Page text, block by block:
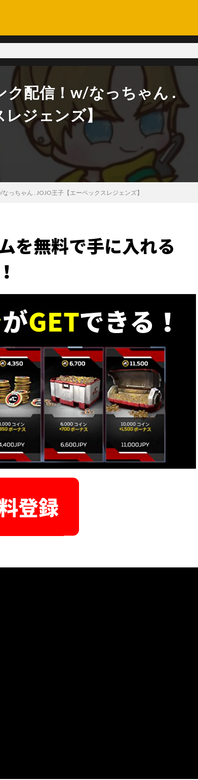
ク配信！w/なっちゃん .
レジェンズ】
っちゃん . JOJO王子【エーペックスレジェンズ】